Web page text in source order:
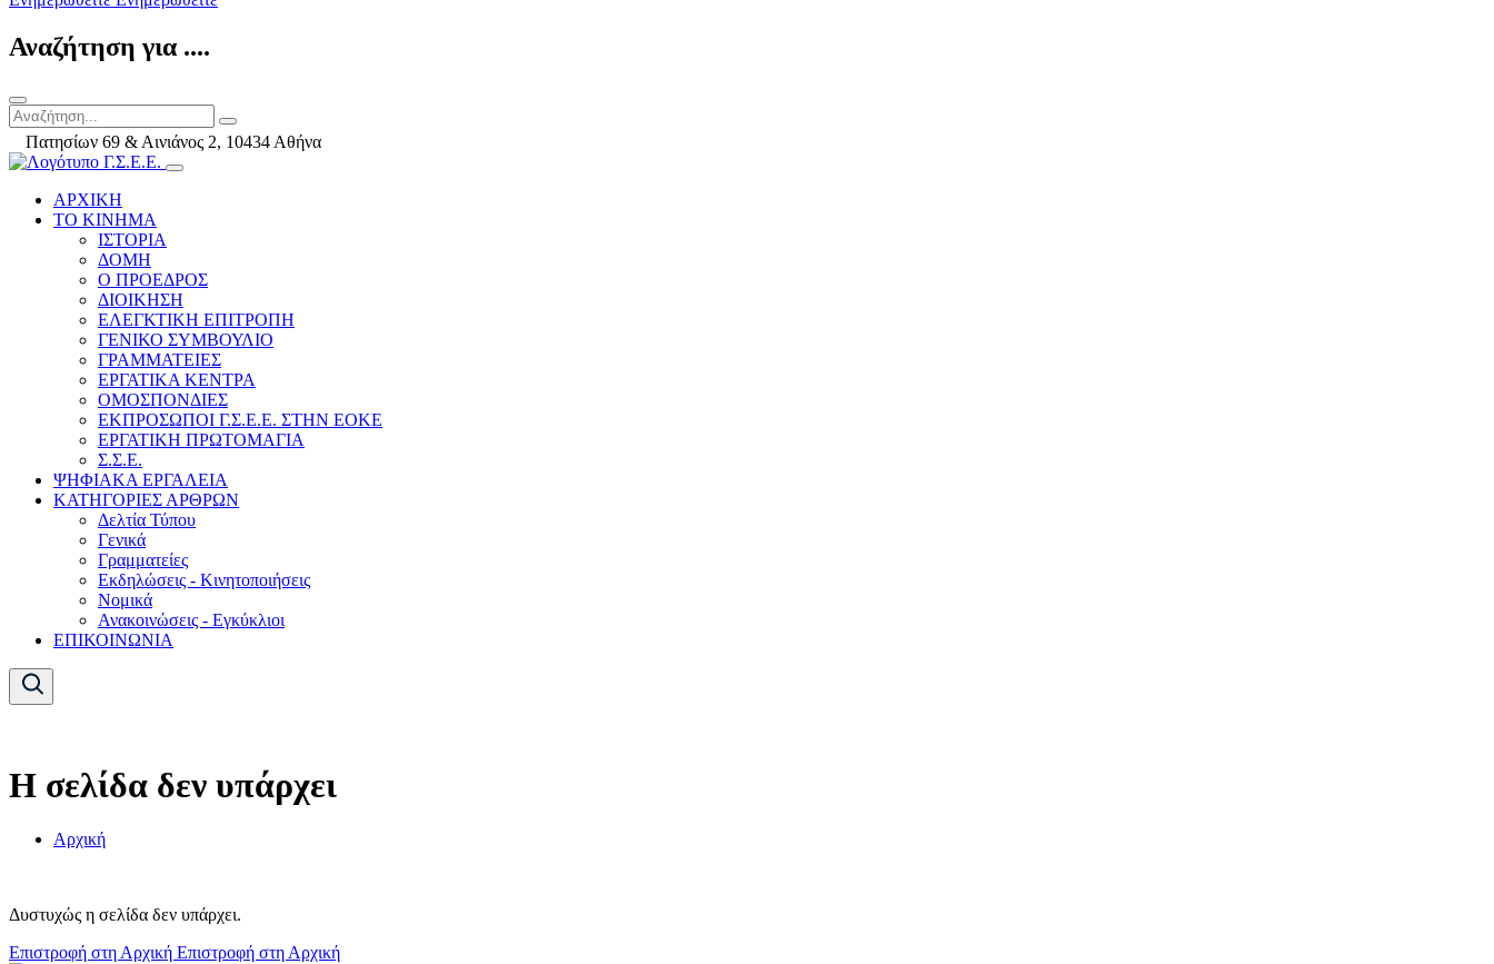
Αναζήτηση για ....
Πατησίων 69 & Αινιάνος 2, 10434 Αθήνα
ΑΡΧΙΚΗ
ΤΟ ΚΙΝΗΜΑ
ΙΣΤΟΡΙΑ
ΔΟΜΗ
Ο ΠΡΟΕΔΡΟΣ
ΔΙΟΙΚΗΣΗ
ΕΛΕΓΚΤΙΚΗ ΕΠΙΤΡΟΠΗ
ΓΕΝΙΚΟ ΣΥΜΒΟΥΛΙΟ
ΓΡΑΜΜΑΤΕΙΕΣ
ΕΡΓΑΤΙΚΑ ΚΕΝΤΡΑ
ΟΜΟΣΠΟΝΔΙΕΣ
ΕΚΠΡΟΣΩΠΟΙ Γ.Σ.Ε.Ε. ΣΤΗΝ ΕΟΚΕ
ΕΡΓΑΤΙΚΗ ΠΡΩΤΟΜΑΓΙΑ
Σ.Σ.Ε.
ΨΗΦΙΑΚΑ ΕΡΓΑΛΕΙΑ
ΚΑΤΗΓΟΡΙΕΣ ΑΡΘΡΩΝ
Δελτία Τύπου
Γενικά
Γραμματείες
Εκδηλώσεις - Κινητοποιήσεις
Νομικά
Ανακοινώσεις - Εγκύκλιοι
ΕΠΙΚΟΙΝΩΝΙΑ
Η σελίδα δεν υπάρχει
Αρχική
Δυστυχώς η σελίδα δεν υπάρχει.
Επιστροφή στη Αρχική Επιστροφή στη Αρχική